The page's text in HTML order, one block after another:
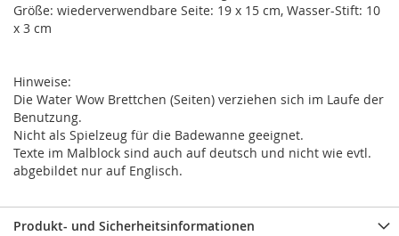
Größe: wiederverwendbare Seite: 19 x 15 cm, Wasser-Stift: 10
x 3 cm
Hinweise:
Die Water Wow Brettchen (Seiten) verziehen sich im Laufe der
Benutzung.
Nicht als Spielzeug für die Badewanne geeignet.
Texte im Malblock sind auch auf deutsch und nicht wie evtl.
abgebildet nur auf Englisch.
Produkt- und Sicherheitsinformationen